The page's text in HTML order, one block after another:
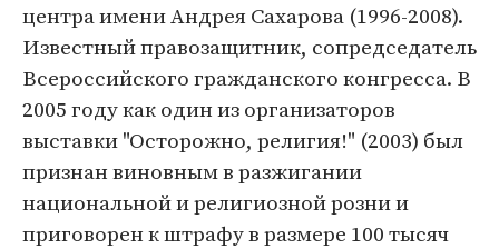
центра имени Андрея Сахарова (1996-2008).
Известный правозащитник, сопредседатель
Всероссийского гражданского конгресса. В
2005 году как один из организаторов
выставки "Осторожно, религия!" (2003) был
признан виновным в разжигании
национальной и религиозной розни и
приговорен к штрафу в размере 100 тысяч